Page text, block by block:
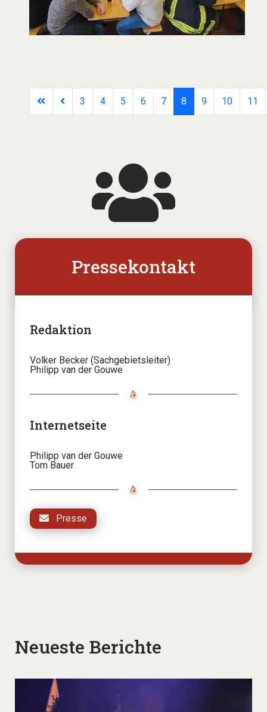
3 4 5 6 7 8 9 10 11
Pressekontakt
Redaktion
Volker Becker (Sachgebietsleiter)
Philipp van der Gouwe
Internetseite
Philipp van der Gouwe
Tom Bauer
Presse
Neueste Berichte